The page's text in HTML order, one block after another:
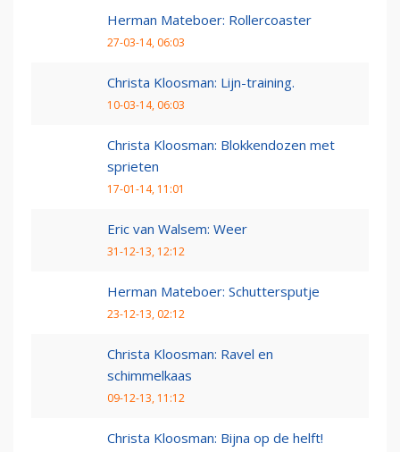
Herman Mateboer: Rollercoaster
27-03-14, 06:03
Christa Kloosman: Lijn-training.
10-03-14, 06:03
Christa Kloosman: Blokkendozen met
sprieten
17-01-14, 11:01
Eric van Walsem: Weer
31-12-13, 12:12
Herman Mateboer: Schuttersputje
23-12-13, 02:12
Christa Kloosman: Ravel en
schimmelkaas
09-12-13, 11:12
Christa Kloosman: Bijna op de helft!